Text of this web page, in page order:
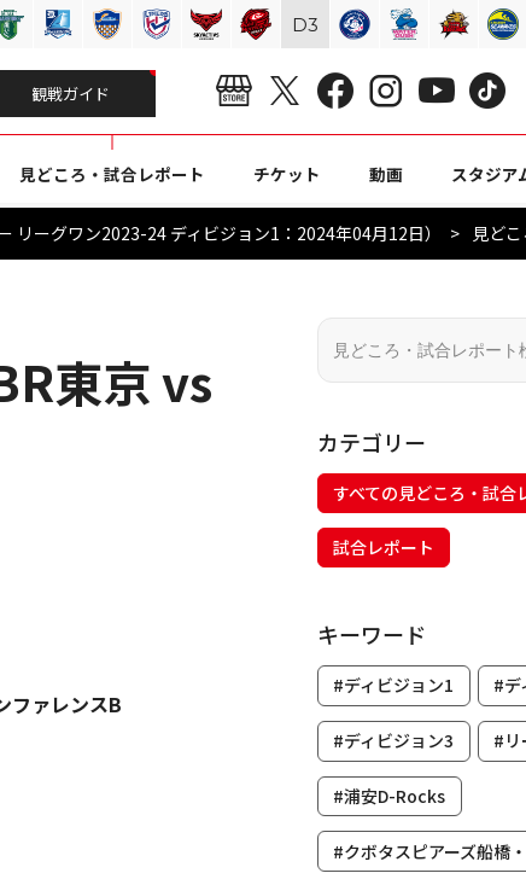
観戦ガイド
見どころ・試合レポート チケット 動画 スタジア
ーグワン2023-24 ディビジョン1：2024年04月12日） 見どこ
東京 vs
ファレンスB
カテゴリー
すべての見どころ・試合
試合レポート
キーワード
#ディビジョン1 #デ
#ディビジョン3 #リ
#浦安D-Rocks
#クボタスピアーズ船橋
D3